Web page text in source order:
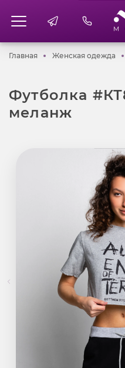
ГлавнаяГлавнаяЖенская одежда
Футболка
меланж